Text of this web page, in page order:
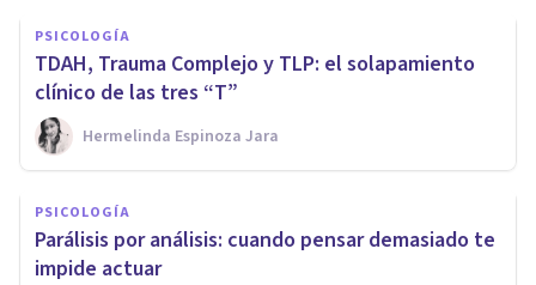
PSICOLOGÍA
TDAH, Trauma Complejo y TLP: el solapamiento
clínico de las tres “T”
Hermelinda Espinoza Jara
PSICOLOGÍA
Parálisis por análisis: cuando pensar demasiado te
impide actuar